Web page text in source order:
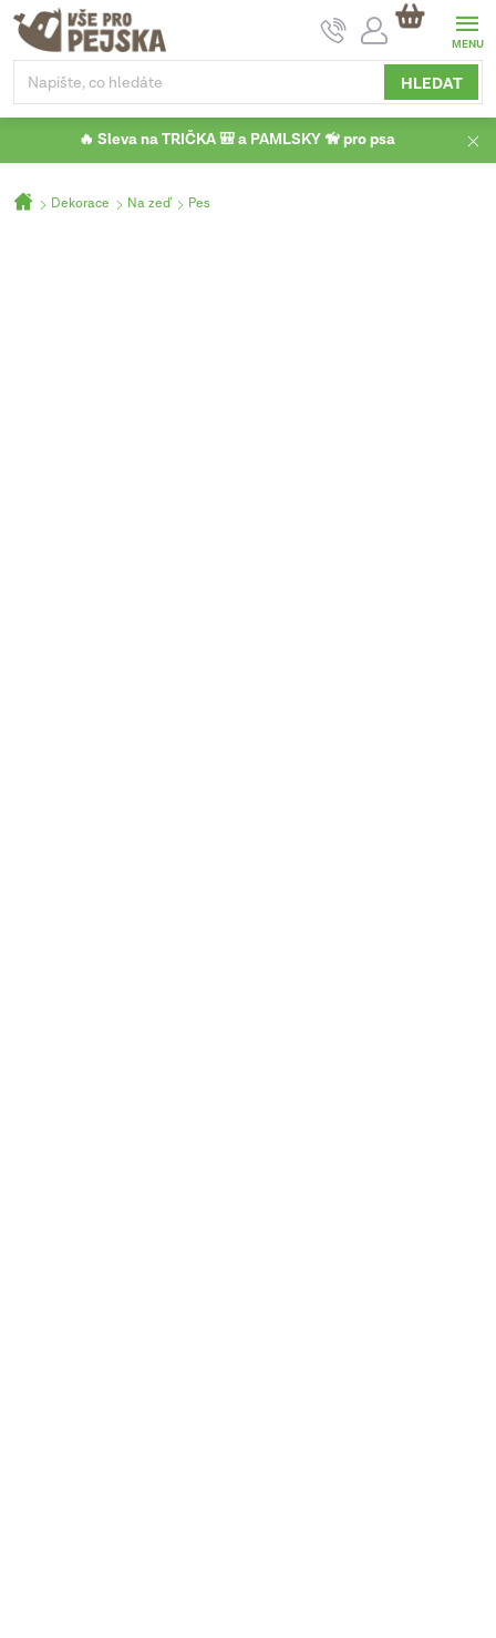
Přejít
obsah
HLEDAT
NÁKUPNÍ
KOŠÍK
🔥 Sleva na TRIČKA 🎒 a PAMLSKY 🦮 pro psa
DomůDekorace Na zeď Pes